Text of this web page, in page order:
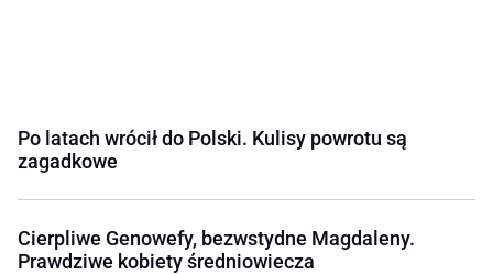
Po latach wrócił do Polski. Kulisy powrotu są
zagadkowe
Cierpliwe Genowefy, bezwstydne Magdaleny.
Prawdziwe kobiety średniowiecza